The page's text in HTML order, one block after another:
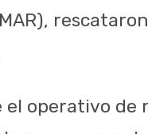
el operativo de